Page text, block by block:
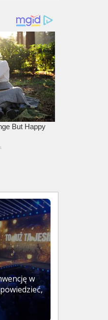
może
w